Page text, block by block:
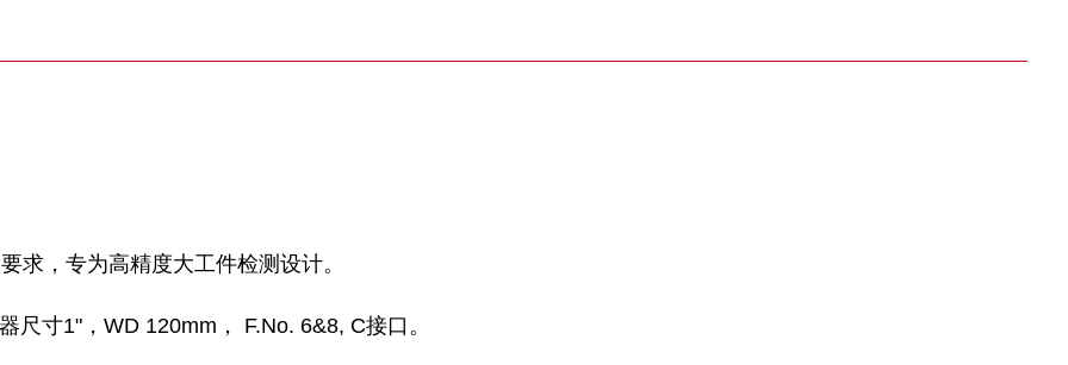
求，专为高精度大工件检测设计。
寸1"，WD 120mm， F.No. 6&8, C接口。